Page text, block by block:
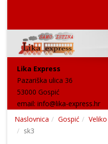
Lika Express
Pazariška ulica 36
53000 Gospić
email: info@lika-express.hr
Naslovnica
Gospić
sk3